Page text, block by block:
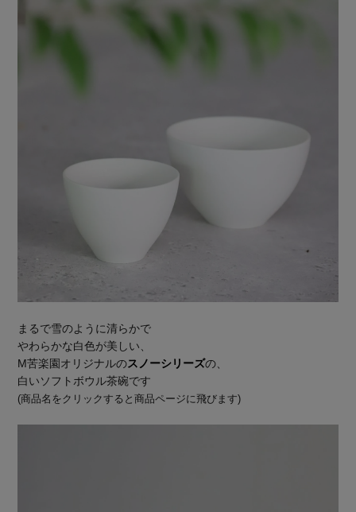
まるで雪のように清らかで
やわらかな白色が美しい、
M苦楽園オリジナルのスノーシリーズの、
白いソフトボウル茶碗です
(商品名をクリックすると商品ページに飛びます)